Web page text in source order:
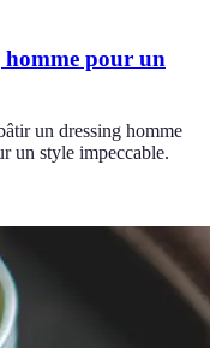
homme pour un
un dressing homme
un style impeccable.